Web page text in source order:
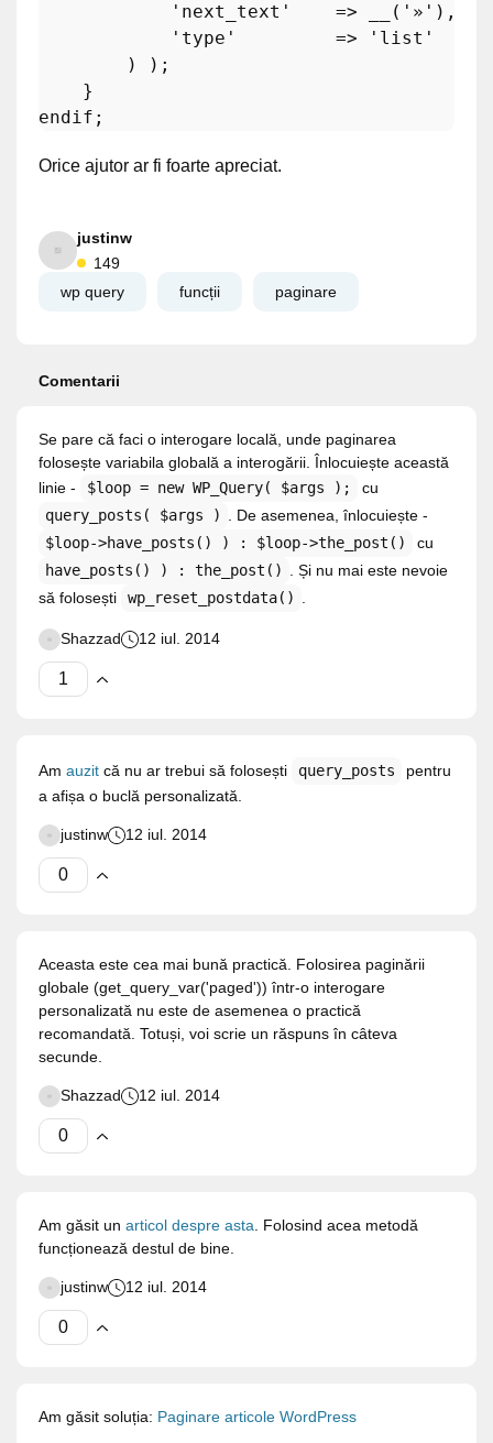
'next_text'
    =>
( '»' ),
'type'
         =>
'list'
        ) );
endif
Orice ajutor ar fi foarte apreciat.
justinw
149
wp query
funcții paginare
Comentarii
Se pare că faci o interogare locală, unde paginarea
folosește variabila globală a interogării. Înlocuiește această
linie -
$loop = new WP_Query( $args );
cu
query_posts( $args )
. De asemenea, înlocuiește -
$loop->have_posts() ) : $loop->the_post()
cu
have_posts() ) : the_post()
. Și nu mai este nevoie
să folosești
wp_reset_postdata()
Shazzad 12 iul. 2014
Am auzit că nu ar trebui să folosești query_posts
pentru
a afișa o buclă personalizată.
justinw 12 iul. 2014
Aceasta este cea mai bună practică. Folosirea paginării
globale (get_query_var('paged')) într-o interogare
personalizată nu este de asemenea o practică
recomandată. Totuși, voi scrie un răspuns în câteva
secunde.
Shazzad 12 iul. 2014
Am găsit un articol despre asta . Folosind acea metodă
funcționează destul de bine.
justinw 12 iul. 2014
Am găsit soluția: Paginare articole WordPress